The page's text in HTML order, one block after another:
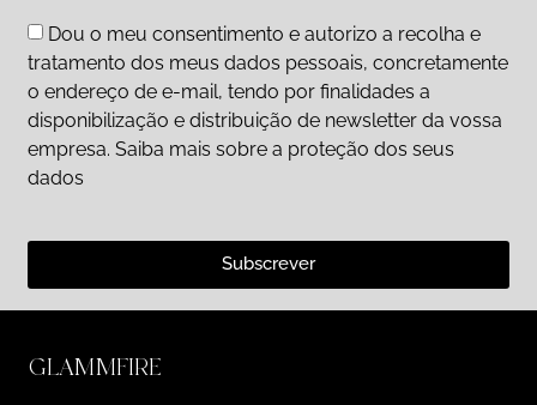
Dou o meu consentimento e autorizo a recolha e
tratamento dos meus dados pessoais, concretamente
o endereço de e-mail, tendo por finalidades a
disponibilização e distribuição de newsletter da vossa
empresa. Saiba mais sobre a proteção dos seus
dados
Subscrever
GLAMMFIRE